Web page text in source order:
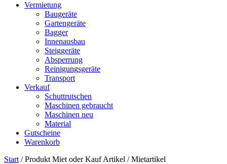
Vermietung
Baugeräte
Gartengeräte
Bagger
Innenausbau
Steiggeräte
Absperrung
Reinigungsgeräte
Transport
Verkauf
Schuttrutschen
Maschinen gebraucht
Maschinen neu
Material
Gutscheine
Warenkorb
Start / Produkt Miet oder Kauf Artikel / Mietartikel